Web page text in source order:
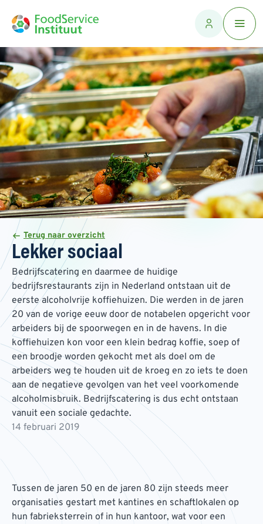
Terug naar overzicht
Lekker sociaal
Bedrijfscatering en daarmee de huidige
bedrijfsrestaurants zijn in Nederland ontstaan uit de
eerste alcoholvrije koffiehuizen. Die werden in de jaren
20 van de vorige eeuw door de notabelen opgericht voor
arbeiders bij de spoorwegen en in de havens. In die
koffiehuizen kon voor een klein bedrag koffie, soep of
een broodje worden gekocht met als doel om de
arbeiders weg te houden uit de kroeg en zo iets te doen
aan de negatieve gevolgen van het veel voorkomende
alcoholmisbruik. Bedrijfscatering is dus echt ontstaan
vanuit een sociale gedachte.
14 februari 2019
Tussen de jaren 50 en de jaren 80 zijn steeds meer
organisaties gestart met kantines en schaftlokalen op
hun fabrieksterrein of in hun kantoor, wat voor een